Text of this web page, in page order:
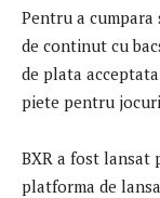
Pentru a
de continut cu
de plata
piete pentru
BXR a fost lansat
platforma de